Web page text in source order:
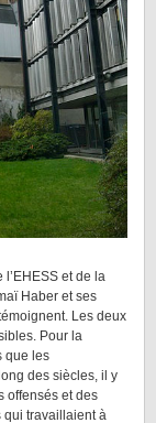
et de la
Haber et ses
Les deux
Pour la
que les
des siècles, il y
offensés et des
qui travaillaient à